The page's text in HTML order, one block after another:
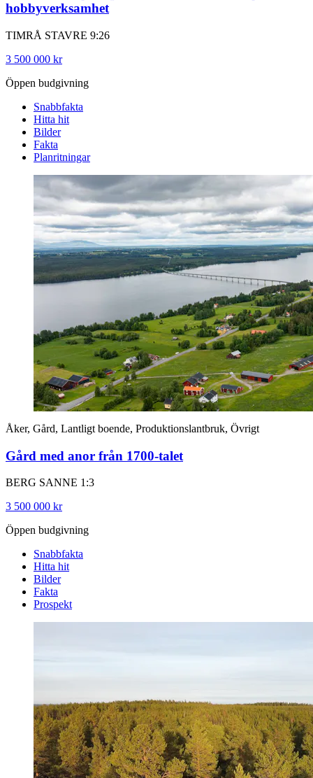
hobbyverksamhet
TIMRÅ STAVRE 9:26
3 500 000 kr
Öppen budgivning
Snabbfakta
Hitta hit
Bilder
Fakta
Planritningar
Åker, Gård, Lantligt boende, Produktionslantbruk, Övrigt
Gård med anor från 1700-talet
BERG SANNE 1:3
3 500 000 kr
Öppen budgivning
Snabbfakta
Hitta hit
Bilder
Fakta
Prospekt